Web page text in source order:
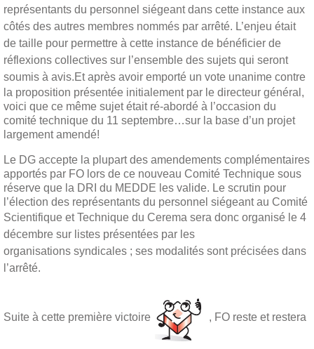
représentants du personnel siégeant dans cette instance aux
côtés des autres membres nommés par arrêté. L’enjeu était
de taille pour permettre à cette instance de bénéficier de
réflexions collectives sur l’ensemble des sujets qui seront
soumis à avis.Et après avoir emporté un vote unanime contre
la proposition présentée initialement par le directeur général,
voici que ce même sujet était ré-abordé à l’occasion du
comité technique du 11 septembre…sur la base d’un projet
largement amendé!
Le DG accepte la plupart des amendements complémentaires
apportés par FO lors de ce nouveau Comité Technique sous
réserve que la DRI du MEDDE les valide. Le scrutin pour
l’élection des représentants du personnel siégeant au Comité
Scientifique et Technique du Cerema sera donc organisé le 4
décembre sur listes présentées par les
organisations syndicales ; ses modalités sont précisées dans
l’arrêté.
Suite à cette première victoire , FO reste et restera